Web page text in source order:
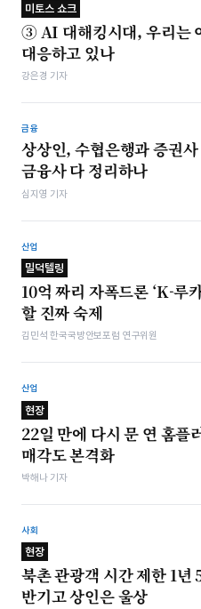
미토스 쇼크
③ AI 대해킹시대, 우리는
대응하고 있나
강은경 기자
금융
상상인, 수협은행과 증권
금융사 다 정리하나
심지영 기자
산업
밀덕텔링
10억 짜리 자폭드론 ‘K-루
할 진짜 숙제
김민석 한국국방안보포럼 연구위원
산업
현장
22일 만에 다시 문 연 홈플
매각도 본격화
박해나 기자
사회
현장
북촌 관광객 시간 제한 1년
반기고 상인은 울상